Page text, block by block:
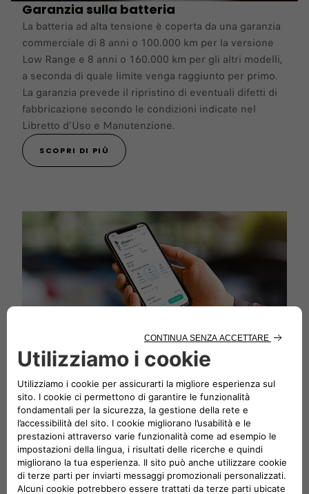
Garanzia sulla batteria
La batteria ad alta tensione è coperta da una garanzia
commerciale di 8 anni o 100.000 km per la versione
Low Range e 8 anni o 160.000 km per gli altri modelli,
a seconda di quale limite venga raggiunto per primo.
La garanzia prevede il ripristino di eventuali difetti di
fabbricazione secondo le condizioni indicate nel
Libretto d’Uso e Manutenzione.
SCOPRI DI PIÙ
Con l'App, raggiungi ogni destinazione e
gestisci la tua auto
Abbiamo diverse soluzioni smart a portata di mano per
monitorare lo stato della tua auto elettrica Fiat.
SCOPRI DI PIÙ